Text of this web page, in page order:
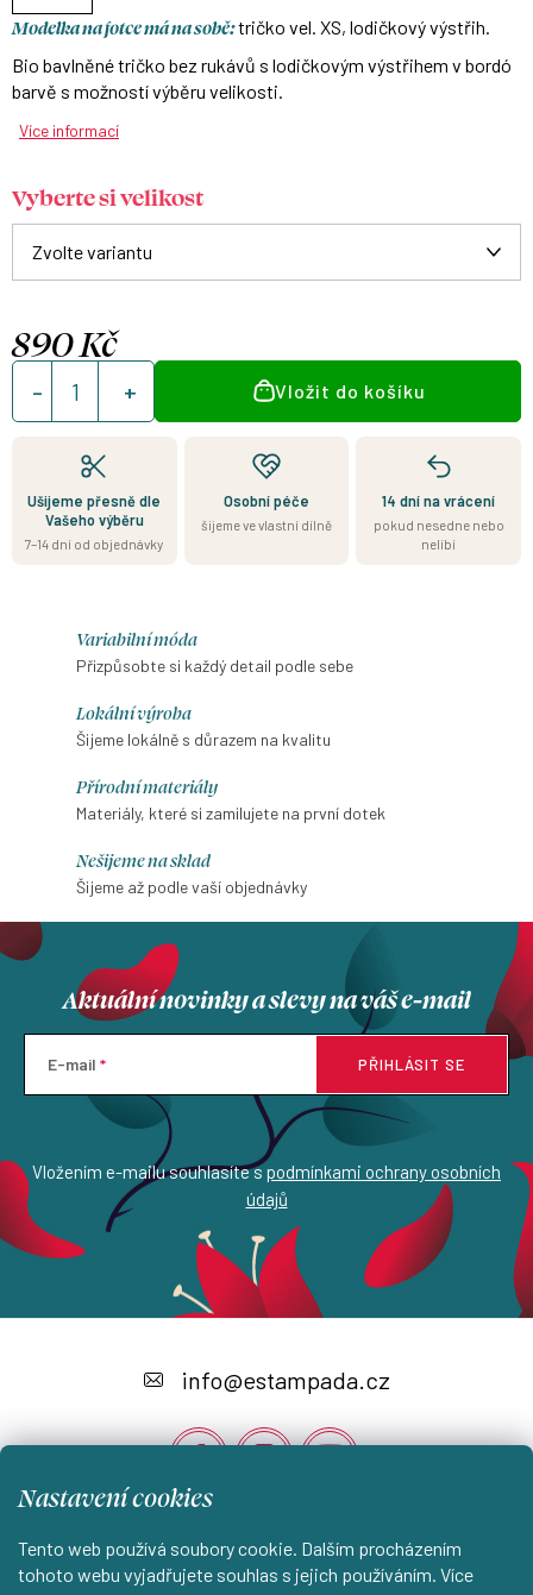
Nastavení cookies
Tento web používá soubory cookie. Dalším procházením
tohoto webu vyjadřujete souhlas s jejich používáním. Více
Modelka na fotce má na sobě:tričko vel. XS, lodičkový výstřih.
Bio bavlněné tričko bez rukávů s lodičkovým výstřihem v bordó
barvě s možností výběru velikosti.
Více informací
Vyberte si velikost
890 Kč
Měrná
cena:
Vložit do košíku
Ušijeme přesně dle
Vašeho výběru
7–14 dní od objednávky
Osobní péče
šijeme ve vlastní dílně
14 dní na vrácení
pokud nesedne nebo
nelíbí
Variabilní móda
Přizpůsobte si každý detail podle sebe
Lokální výroba
Šijeme lokálně s důrazem na kvalitu
Přírodní materiály
Materiály, které si zamilujete na první dotek
Nešijeme na sklad
Šijeme až podle vaší objednávky
Aktuální novinky a slevy na váš e-mail
E-mail
Vložením e-mailu souhlasíte spodmínkami ochrany osobních
údajů
PŘIHLÁSIT SE
a
Instagram
info@estampada.cz